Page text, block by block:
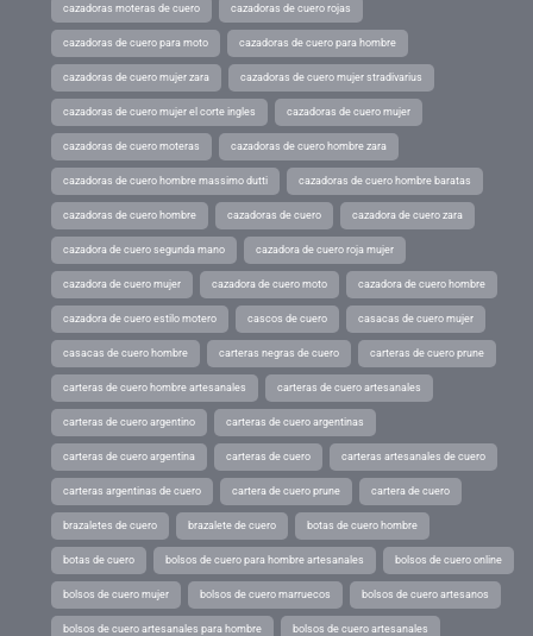
cazadoras moteras de cuero cazadoras de cuero rojas
cazadoras de cuero para moto cazadoras de cuero para hombre
cazadoras de cuero mujer zara cazadoras de cuero mujer stradivarius
cazadoras de cuero mujer el corte ingles cazadoras de cuero mujer
cazadoras de cuero moteras cazadoras de cuero hombre zara
cazadoras de cuero hombre massimo dutti cazadoras de cuero hombre baratas
cazadoras de cuero hombre cazadoras de cuero cazadora de cuero zara
cazadora de cuero segunda mano cazadora de cuero roja mujer
cazadora de cuero mujer cazadora de cuero moto cazadora de cuero hombre
cazadora de cuero estilo motero cascos de cuero casacas de cuero mujer
casacas de cuero hombre carteras negras de cuero carteras de cuero prune
carteras de cuero hombre artesanales carteras de cuero artesanales
carteras de cuero argentino carteras de cuero argentinas
carteras de cuero argentina carteras de cuero carteras artesanales de cuero
carteras argentinas de cuero cartera de cuero prune cartera de cuero
brazaletes de cuero brazalete de cuero botas de cuero hombre
botas de cuero bolsos de cuero para hombre artesanales bolsos de cuero online
bolsos de cuero mujer bolsos de cuero marruecos bolsos de cuero artesanos
bolsos de cuero artesanales para hombre bolsos de cuero artesanales